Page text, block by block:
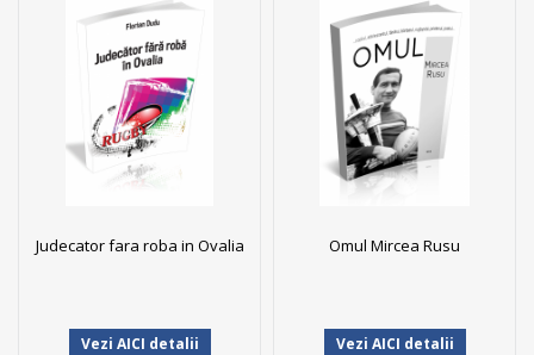
Judecator fara roba in Ovalia
Vezi AICI detalii
Omul Mircea Rusu
Vezi AICI detalii